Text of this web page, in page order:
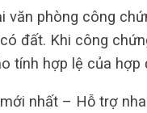
phòng công
đất. Khi công
tính hợp lệ của hợp
mới nhất – Hỗ trợ